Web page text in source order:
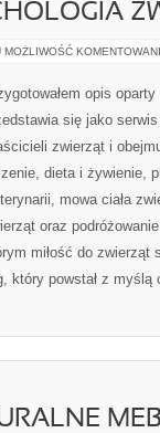
MOŻLIWOŚĆ
opis
się jako
zwierząt i
dieta i żywienie,
mowa ciała
oraz
miłość do zwierząt
który powstał z myślą